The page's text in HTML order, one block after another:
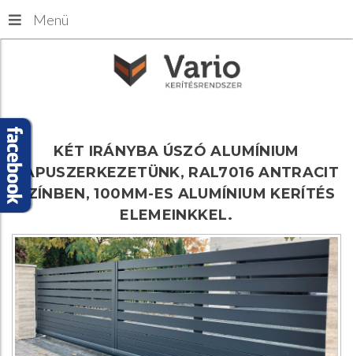
Menü
KÉT IRÁNYBA ÚSZÓ ALUMÍNIUM
KAPUSZERKEZETÜNK, RAL7016 ANTRACIT
SZÍNBEN, 100MM-ES ALUMÍNIUM KERÍTÉS
ELEMEINKKEL.